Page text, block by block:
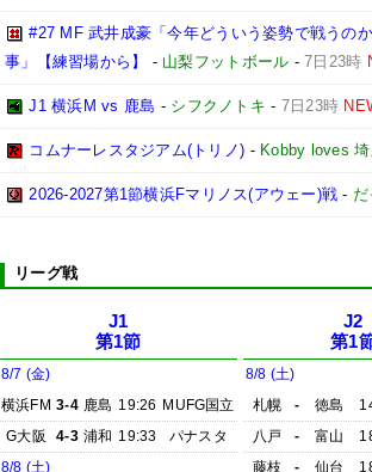
#27 MF 武井成豪「今年どういう姿勢で戦うの
事」【練習場から】
- 山梨フットボール -7日23時
J1 横浜M vs 鹿島 - シフクノトキ - 7日23時
コムナーレスタジアム(トリノ) - Kobby loves
2026-2027第1節横浜Fマリノス(アウェー)戦 -
リーグ戦
J1
第1節
8/7 (金)
横浜FM 3-4 鹿島 19:26 MUFG国立
G大阪
4-3 浦和 19:33
パナスタ
8/8 (土)
J2
第1
8/8 (土)
札幌
- 徳島
八戸
- 富山
藤枝
- 仙台